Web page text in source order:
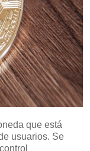
que está
usuarios. Se